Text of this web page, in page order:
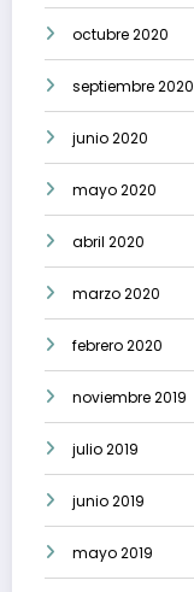
octubre 2020
septiembre 2020
junio 2020
mayo 2020
abril 2020
marzo 2020
febrero 2020
noviembre 2019
julio 2019
junio 2019
mayo 2019